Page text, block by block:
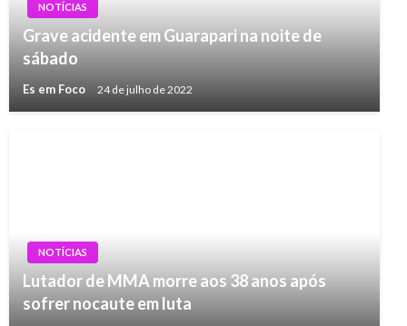
NOTÍCIAS
Grave acidente em Guarapari na noite de
sábado
Es em Foco 24 de julho de 2022
NOTÍCIAS
Lutador de MMA morre aos 38 anos após
sofrer nocaute em luta